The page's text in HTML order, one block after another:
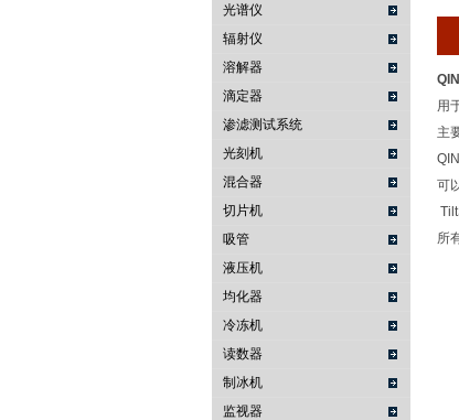
光谱仪
辐射仪
溶解器
滴定器
渗滤测试系统
光刻机
混合器
切片机
吸管
液压机
均化器
冷冻机
读数器
制冰机
监视器
用
主
可
所